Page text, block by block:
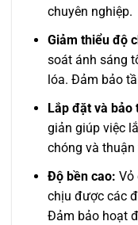
chuyên nghiệp.
Giảm thiểu độ
soát ánh sáng
lóa. Đảm bảo
Lắp đặt và bảo
giản giúp việc
chóng và thuận
Độ bền cao: Vỏ
chịu được các
Đảm bảo hoạt